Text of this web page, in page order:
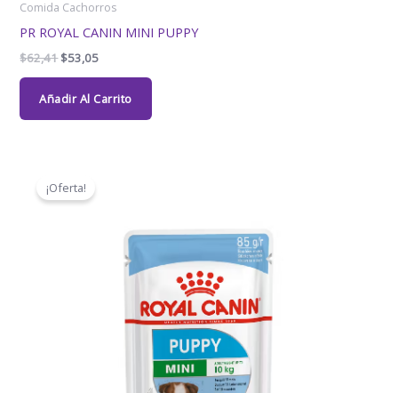
Comida Cachorros
PR ROYAL CANIN MINI PUPPY
$62,41$53,05
Añadir Al Carrito
¡Oferta!
precio
original